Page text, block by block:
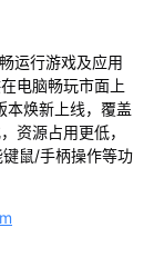
运行游戏及应用
电脑畅玩市面上
本焕新上线，覆盖
资源占用更低，
鼠/手柄操作等功